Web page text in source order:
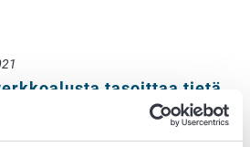
tasoittaa tietä
yhteistyölle